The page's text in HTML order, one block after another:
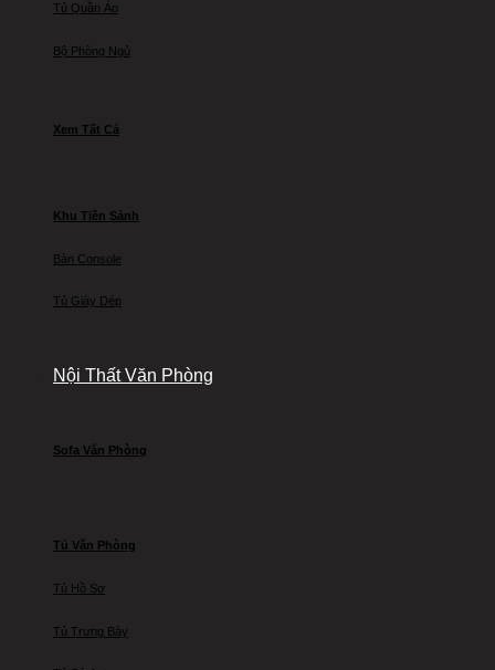
Tủ Quần Áo
Bộ Phòng Ngủ
Xem Tất Cả
Khu Tiền Sảnh
Bàn Console
Tủ Giày Dép
Nội Thất Văn Phòng
Sofa Văn Phòng
Tủ Văn Phòng
Tủ Hồ Sơ
Tủ Trưng Bày